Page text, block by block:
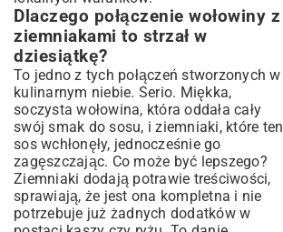
Dlaczego połączenie wołowiny z
ziemniakami to strzał w
dziesiątkę?
To jedno z tych połączeń stworzonych w
kulinarnym niebie. Serio. Miękka,
soczysta wołowina, która oddała cały
swój smak do sosu, i ziemniaki, które ten
sos wchłonęły, jednocześnie go
zagęszczając. Co może być lepszego?
Ziemniaki dodają potrawie treściwości,
sprawiają, że jest ona kompletna i nie
potrzebuje już żadnych dodatków w